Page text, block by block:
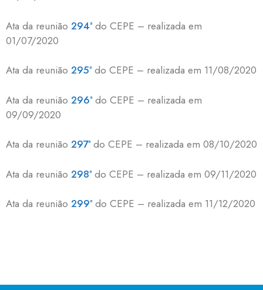
Ata da reunião 294ª do CEPE – realizada em
01/07/2020
Ata da reunião 295ª do CEPE – realizada em 11/08/2020
Ata da reunião 296ª do CEPE – realizada em
09/09/2020
Ata da reunião 297ª do CEPE – realizada em 08/10/2020
Ata da reunião 298ª do CEPE – realizada em 09/11/2020
Ata da reunião 299ª do CEPE – realizada em 11/12/2020